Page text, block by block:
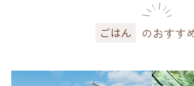
ごはん のおすす